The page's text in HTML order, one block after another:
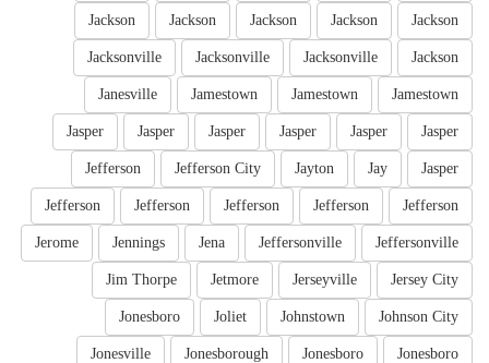
Jackson
Jackson
Jackson
Jackson
Jackson
Jackson
Jacksonville
Jacksonville
Jacksonville
Jamestown
Jamestown
Jamestown
Janesville
Jasper
Jasper
Jasper
Jasper
Jasper
Jasper
Jasper
Jay
Jayton
Jefferson City
Jefferson
Jefferson
Jefferson
Jefferson
Jefferson
Jefferson
Jeffersonville
Jeffersonville
Jena
Jennings
Jerome
Jersey City
Jerseyville
Jetmore
Jim Thorpe
Johnson City
Johnstown
Joliet
Jonesboro
Jonesboro
Jonesboro
Jonesborough
Jonesville